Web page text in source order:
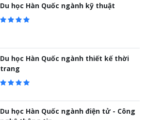
Du học Hàn Quốc ngành kỹ thuật
Du học Hàn Quốc ngành thiết kế thời
trang
Du học Hàn Quốc ngành điện tử - Công